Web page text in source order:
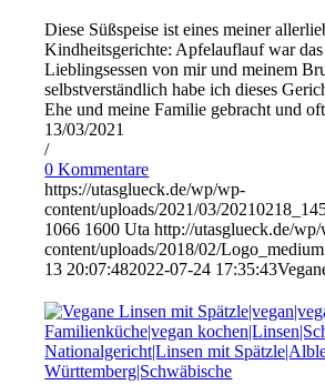
Diese Süßspeise ist eines meiner
Kindheitsgerichte: Apfelauflauf war das
Lieblingsessen von mir und meinem
selbstverständlich habe ich dieses
Ehe und meine Familie gebracht und
13/03/2021
/
0 Kommentare
https://utasglueck.de/wp/wp-
content/uploads/2021/03/
1066 1600 Uta http://utasglueck.de/
content/uploads/2018/02/
13 20:07:482022-07-24 17:35:43